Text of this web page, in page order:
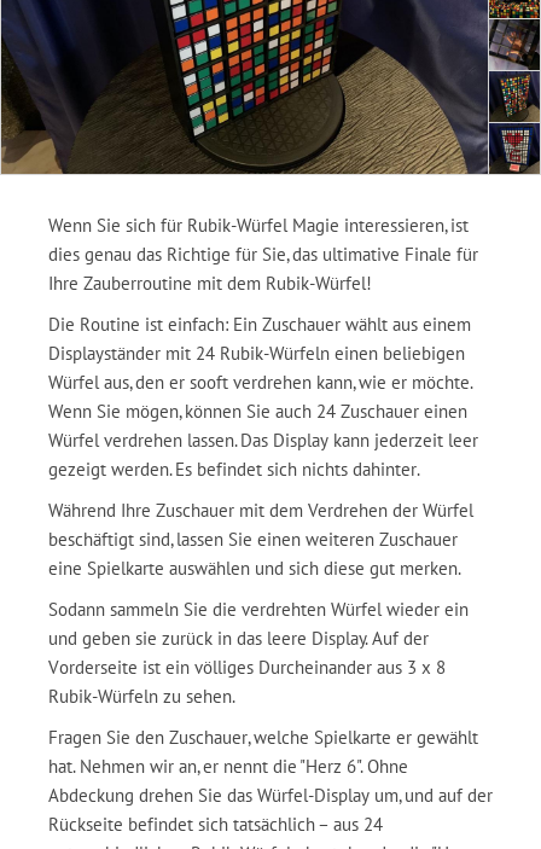
Wenn Sie sich für Rubik-Würfel Magie interessieren, ist
dies genau das Richtige für Sie, das ultimative Finale für
Ihre Zauberroutine mit dem Rubik-Würfel!
Die Routine ist einfach: Ein Zuschauer wählt aus einem
Displayständer mit 24 Rubik-Würfeln einen beliebigen
Würfel aus, den er sooft verdrehen kann, wie er möchte.
Wenn Sie mögen, können Sie auch 24 Zuschauer einen
Würfel verdrehen lassen. Das Display kann jederzeit leer
gezeigt werden. Es befindet sich nichts dahinter.
Während Ihre Zuschauer mit dem Verdrehen der Würfel
beschäftigt sind, lassen Sie einen weiteren Zuschauer
eine Spielkarte auswählen und sich diese gut merken.
Sodann sammeln Sie die verdrehten Würfel wieder ein
und geben sie zurück in das leere Display. Auf der
Vorderseite ist ein völliges Durcheinander aus 3 x 8
Rubik-Würfeln zu sehen.
Fragen Sie den Zuschauer, welche Spielkarte er gewählt
hat. Nehmen wir an, er nennt die "Herz 6". Ohne
Abdeckung drehen Sie das Würfel-Display um, und auf der
Rückseite befindet sich tatsächlich – aus 24